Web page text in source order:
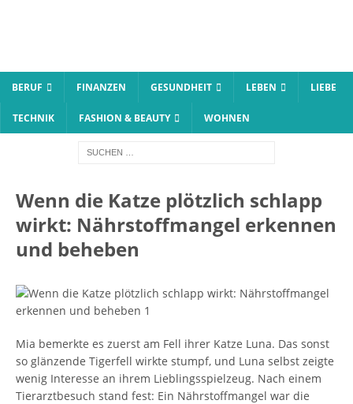
BERUF FINANZEN GESUNDHEIT LEBEN LIEBE
TECHNIK FASHION & BEAUTY WOHNEN
Wenn die Katze plötzlich schlapp
wirkt: Nährstoffmangel erkennen
und beheben
Mia bemerkte es zuerst am Fell ihrer Katze Luna. Das sonst
so glänzende Tigerfell wirkte stumpf, und Luna selbst zeigte
wenig Interesse an ihrem Lieblingsspielzeug. Nach einem
Tierarztbesuch stand fest: Ein Nährstoffmangel war die